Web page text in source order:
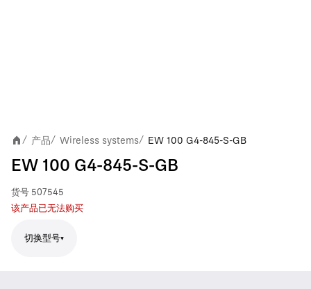
/ 产品/ Wireless systems/ EW 100 G4-845-S-GB
EW 100 G4-845-S-GB
货号 507545
该产品已无法购买
切换型号